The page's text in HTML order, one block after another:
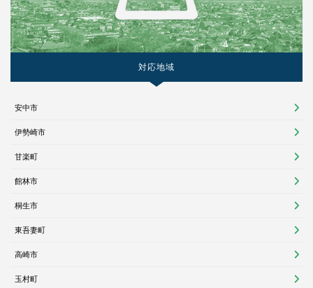
対応地域
安中市
伊勢崎市
甘楽町
館林市
桐生市
東吾妻町
高崎市
玉村町